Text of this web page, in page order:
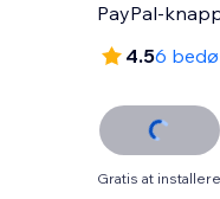
PayPal-
4.56
Gratis at installere